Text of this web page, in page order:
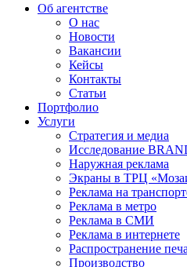
Об агентстве
О нас
Новости
Вакансии
Кейсы
Контакты
Статьи
Портфолио
Услуги
Стратегия и медиа
Исследование
Наружная реклама
Экраны в ТРЦ
Реклама на
Реклама в метро
Реклама в СМИ
Реклама в интернете
Распространение
Производство